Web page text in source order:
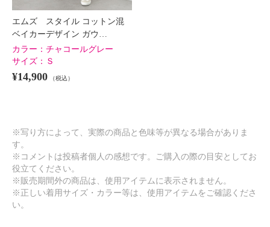
エムズ スタイル コットン混
ベイカーデザイン ガウ…
カラー： チャコールグレー
サイズ： Ｓ
¥14,900 （税込）
※写り方によって、実際の商品と色味等が異なる場合がありま
す。
※コメントは投稿者個人の感想です。ご購入の際の目安としてお
役立てください。
※販売期間外の商品は、使用アイテムに表示されません。
※正しい着用サイズ・カラー等は、使用アイテムをご確認くださ
い。